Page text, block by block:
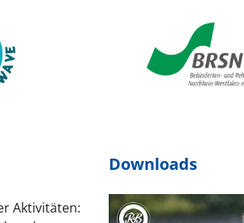
Aktivitäten:
Downloads